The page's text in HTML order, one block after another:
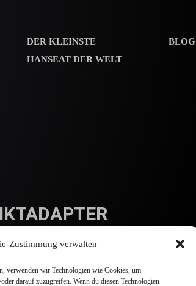
Zustimmung verwalten
verwenden wir Technologien wie Cookies, um
darauf zuzugreifen. Wenn du diesen Technologien
DER KLEINSTE
HANSEAT DER WELT
BLOG
mit dem Handy fotografiert, kann sicherlich sehr
beschäftigt und ein Panorama ohne
kommt man wohl um ein Stativ und einen